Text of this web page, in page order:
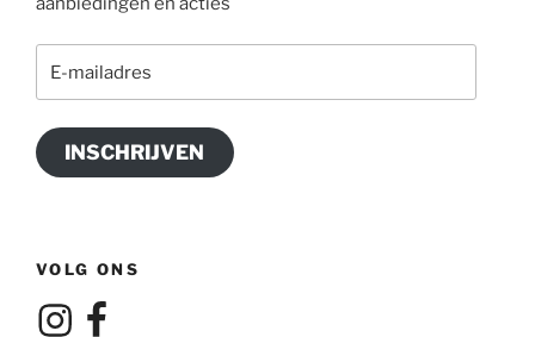
mailadres
INSCHRIJVEN
VOLG ONS
InstagramFacebook